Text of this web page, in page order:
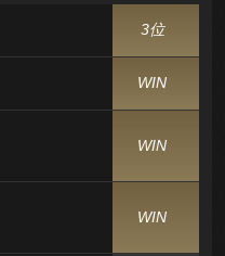
3位
WIN
WIN
WIN